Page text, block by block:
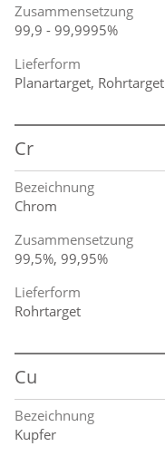
Zusammensetzung
99,9 - 99,9995%
Lieferform
Planartarget, Rohrtarget
Cr
Bezeichnung
Chrom
Zusammensetzung
99,5%, 99,95%
Lieferform
Rohrtarget
Cu
Bezeichnung
Kupfer